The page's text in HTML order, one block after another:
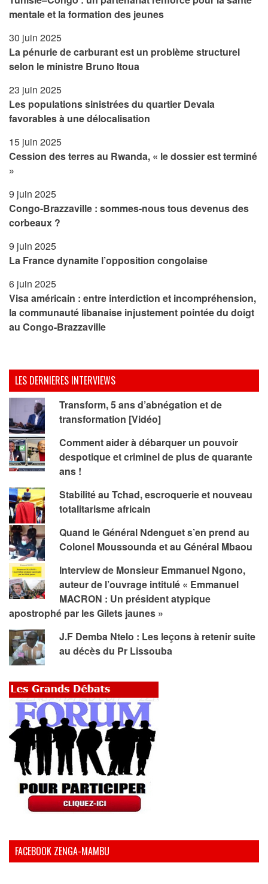
mentale et la formation des jeunes
30 juin 2025
La pénurie de carburant est un problème structurel
selon le ministre Bruno Itoua
23 juin 2025
Les populations sinistrées du quartier Devala
favorables à une délocalisation
15 juin 2025
Cession des terres au Rwanda, « le dossier est terminé
»
9 juin 2025
Congo-Brazzaville : sommes-nous tous devenus des
corbeaux ?
9 juin 2025
La France dynamite l’opposition congolaise
6 juin 2025
Visa américain : entre interdiction et incompréhension,
la communauté libanaise injustement pointée du doigt
au Congo-Brazzaville
LES DERNIERES INTERVIEWS
Transform, 5 ans d’abnégation et de
transformation [Vidéo]
Comment aider à débarquer un pouvoir
despotique et criminel de plus de quarante
ans !
Stabilité au Tchad, escroquerie et nouveau
totalitarisme africain
Quand le Général Ndenguet s’en prend au
Colonel Moussounda et au Général Mbaou
Interview de Monsieur Emmanuel Ngono,
auteur de l’ouvrage intitulé « Emmanuel
MACRON : Un président atypique
apostrophé par les Gilets jaunes »
J.F Demba Ntelo : Les leçons à retenir suite
au décès du Pr Lissouba
FACEBOOK ZENGA-MAMBU